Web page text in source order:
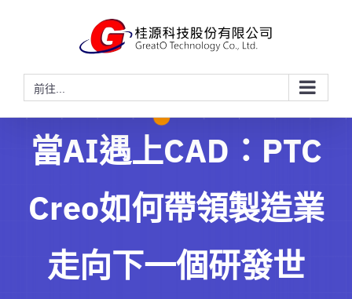
前往...
當AI遇上CAD：PTC
Creo如何帶領製造業
走向下一個研發世